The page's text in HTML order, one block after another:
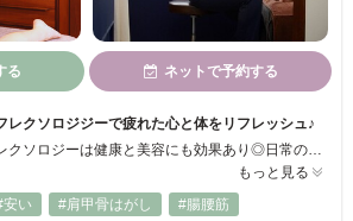
る ネットで予約する
レクソロジジーで疲れた心と体をリフレッシュ♪
足の裏を刺激するリフレクソロジーは健康と美容にも効果あり◎日常の痛み・辛さから解放され、健康な快適なライフスタイルを目指しましょう☆足裏リフレ・整体・プライベートヨガ・スウェディッシュマッサージと豊富なメニューあり◎クーポン多数掲載でリーズナブルに受けられちゃう♪カウンセリングは丁寧に行うので初めての方も気軽にご相談ください★
もっと見る
安い #肩甲骨はがし #腸腰筋